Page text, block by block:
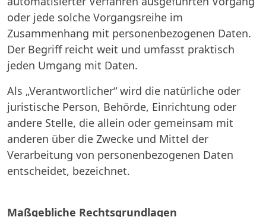
oder jede solche Vorgangsreihe im
Zusammenhang mit personenbezogenen Daten.
Der Begriff reicht weit und umfasst praktisch
jeden Umgang mit Daten.
Als „Verantwortlicher“ wird die natürliche oder
juristische Person, Behörde, Einrichtung oder
andere Stelle, die allein oder gemeinsam mit
anderen über die Zwecke und Mittel der
Verarbeitung von personenbezogenen Daten
entscheidet, bezeichnet.
Maßgebliche Rechtsgrundlagen